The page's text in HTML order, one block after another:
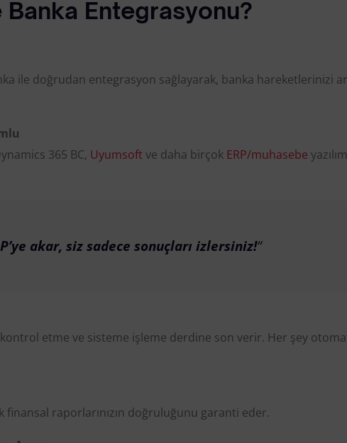
Entegrasyonu?
ile doğrudan entegrasyon sağlayarak, banka hareketlerinizi
365 BC, Uyumsoft ve daha birçok ERP/muhasebe
akar, siz sadece sonuçları izlersiniz!“
etme ve sisteme işleme derdine son verir. Her şey
finansal raporlarınızın doğruluğunu garanti eder.